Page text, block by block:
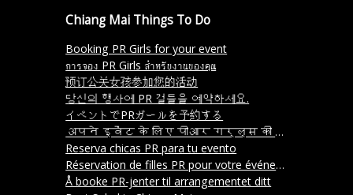
Chiang Mai Things To Do
Booking PR Girls for your event
การจอง PR Girls สำหรับงานของคุณ
预订公关女孩参加您的活动
당신의 행사에 PR 걸들을 예약하세요.
イベントでPRガールを予約する
अपने इवेंट के लिए पीआर गर्ल्स की बुकिंग करें
Reserva chicas PR para tu evento
Réservation de filles PR pour votre événement
Å booke PR-jenter til arrangementet ditt